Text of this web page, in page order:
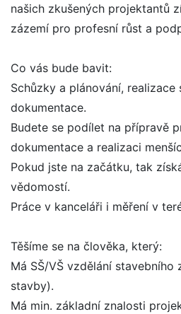
našich zkušených projektantů
zázemí pro profesní růst a
Co vás bude bavit:
Schůzky a plánování,
dokumentace.
Budete se podílet na přípravě
dokumentace a realizaci
Pokud jste na začátku, tak
vědomostí.
Práce v kanceláři i měření v
Těšíme se na člověka, který:
Má SŠ/VŠ vzdělání stavebního
stavby).
Má min. základní znalosti